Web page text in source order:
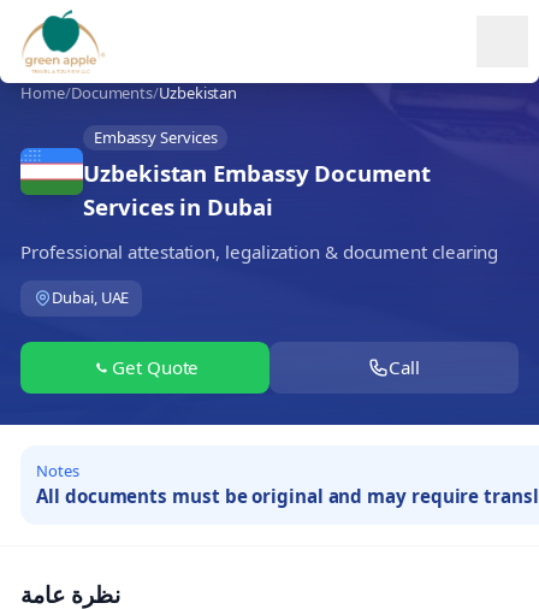
Home/Documents/Uzbekistan
Embassy Services
Uzbekistan Embassy Document
Services in Dubai
Professional attestation, legalization & document clearing
Dubai, UAE
Get Quote Call
Notes
All documents must be original and may require
نظرة عامة